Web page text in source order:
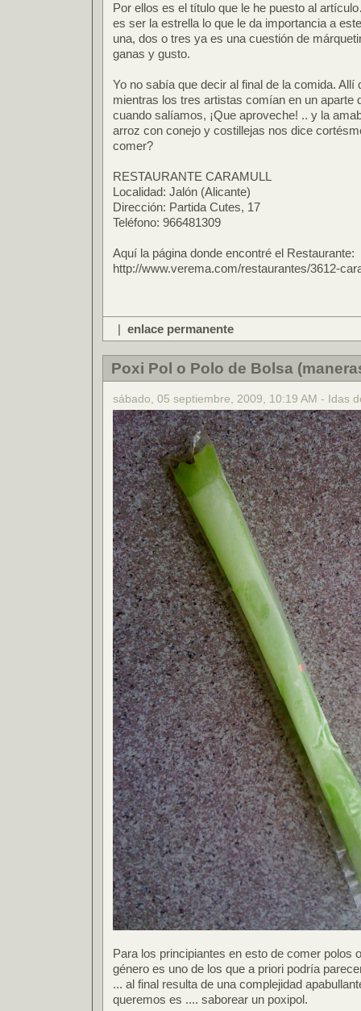
Por ellos es el título que le he puesto al
es ser la estrella lo que le da importancia a
una, dos o tres ya es una cuestión de
ganas y gusto.
Yo no sabía que decir al final de la comida.
mientras los tres artistas comían en un
cuando salíamos, ¡Que aproveche! .. y la
arroz con conejo y costillejas nos dice
comer?
RESTAURANTE CARAMULL
Localidad: Jalón (Alicante)
Dirección: Partida Cutes, 17
Teléfono: 966481309
Aquí la página donde encontré el Restaurante:
http://www.verema.com/restaurantes/3612-
| enlace permanente
Poxi Pol o Polo de Bolsa
sábado, 05 septiembre, 2009, 10:19 AM - Idas
Para los principiantes en esto de comer polos
género es uno de los que a priori podría
... al final resulta de una complejidad
queremos es .... saborear un poxipol.